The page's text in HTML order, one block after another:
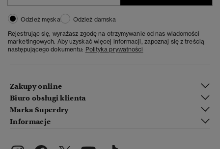
Odzież męska
Odzież damska
Rejestrując się, wyrażasz zgodę na otrzymywanie od nas wiadomości
marketingowych. Aby uzyskać więcej informacji, zapoznaj się z treścią
następującego dokumentu: Polityka prywatności
Zakupy online
Biuro obsługi klienta
Marka Superdry
Informacje